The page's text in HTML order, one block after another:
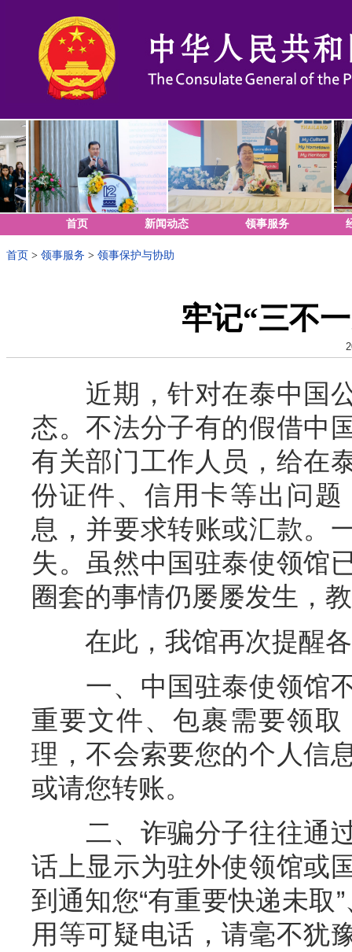
首页 新闻动态 领事服务
首页 > 领事服务 > 领事保护与协助
牢记“三不
近期，针对在泰中国公
态。不法分子有的假借中
有关部门工作人员，给在
份证件、信用卡等出问
息，并要求转账或汇款。
失。虽然中国驻泰使领馆
圈套的事情仍屡屡发生，
在此，我馆再次提醒各
一、中国驻泰使领馆不
重要文件、包裹需要领
理，不会索要您的个人信
或请您转账。
二、诈骗分子往往通过
话上显示为驻外使领馆或
到通知您“有重要快递未取
用等可疑电话，请毫不犹